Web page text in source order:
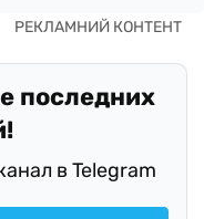
последних
в Telegram